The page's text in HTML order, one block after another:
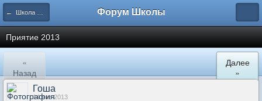
← Школа Холистического Сознания Форум Школы
Приятие 2013
«
Назад
Далее
»
Гоша
14 янв 2013